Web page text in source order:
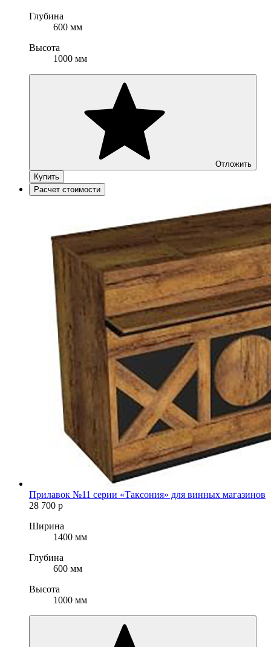
Глубина
600 мм
Высота
1000 мм
Отложить
Купить
Расчет стоимости
Прилавок №11 серии «Таксония» для винных магазинов
28 700 р
Ширина
1400 мм
Глубина
600 мм
Высота
1000 мм